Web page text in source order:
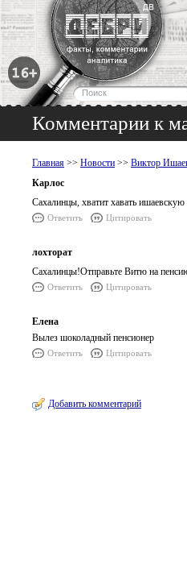
Комментарии к
Главная >> Новости >> Виктор
Карлос
Сахалинцы, хватит хавать
Ответить Цитировать
лохторат
Сахалинцы!Отправьте Витю на
Ответить Цитировать
Елена
Вылез шоколадный пенсионер
Ответить Цитировать
Добавить комментарий